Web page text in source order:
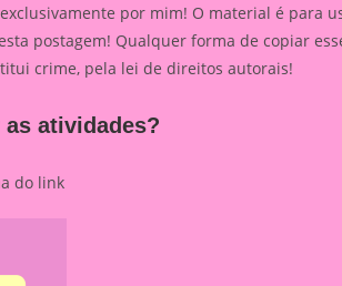
por mim! O material é para
postagem! Qualquer forma de copiar
crime, pela lei de direitos autorais!
as atividades?
do link